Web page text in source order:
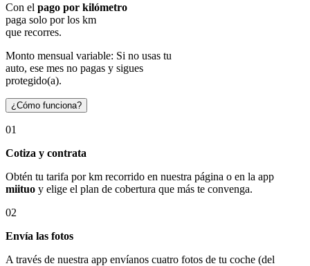
Con el pago por kilómetro
paga solo por los km
que recorres.
Monto mensual variable: Si no usas tu
auto, ese mes no pagas y sigues
protegido(a).
¿Cómo funciona?
01
Cotiza y contrata
Obtén tu tarifa por km recorrido en nuestra página o en la app
miituo y elige el plan de cobertura que más te convenga.
02
Envía las fotos
A través de nuestra app envíanos cuatro fotos de tu coche (del